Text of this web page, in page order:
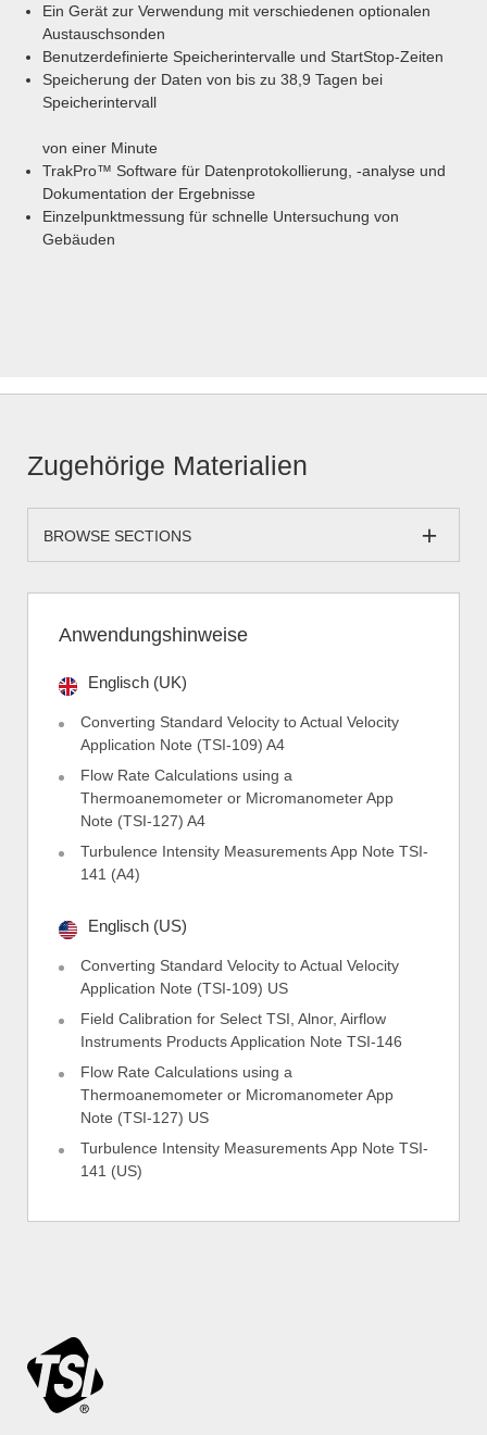
Ein Gerät zur Verwendung mit verschiedenen optionalen
Austauschsonden
Benutzerdefinierte Speicherintervalle und StartStop-Zeiten
Speicherung der Daten von bis zu 38,9 Tagen bei
Speicherintervall
von einer Minute
TrakPro™ Software für Datenprotokollierung, -analyse und
Dokumentation der Ergebnisse
Einzelpunktmessung für schnelle Untersuchung von
Gebäuden
Zugehörige Materialien
BROWSE SECTIONS
Anwendungshinweise
Englisch (UK)
Converting Standard Velocity to Actual Velocity
Application Note (TSI-109) A4
Flow Rate Calculations using a
Thermoanemometer or Micromanometer App
Note (TSI-127) A4
Turbulence Intensity Measurements App Note TSI-
141 (A4)
Englisch (US)
Converting Standard Velocity to Actual Velocity
Application Note (TSI-109) US
Field Calibration for Select TSI, Alnor, Airflow
Instruments Products Application Note TSI-146
Flow Rate Calculations using a
Thermoanemometer or Micromanometer App
Note (TSI-127) US
Turbulence Intensity Measurements App Note TSI-
141 (US)